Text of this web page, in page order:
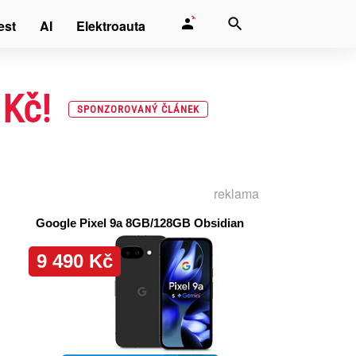
SPONZOROVANÝ ČLÁNEK
reklama
AI Elektroauta